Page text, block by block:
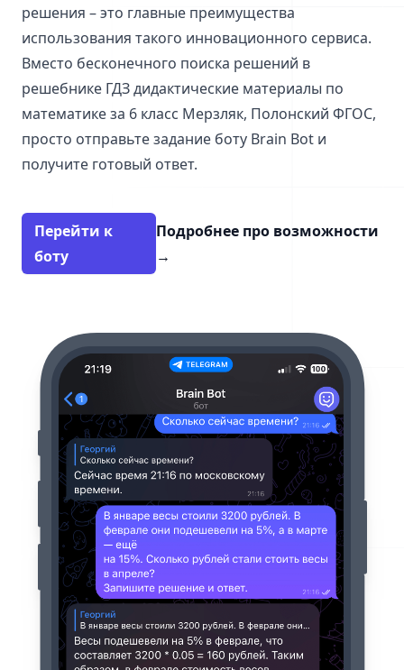
решения – это главные преимущества
использования такого инновационного сервиса.
Вместо бесконечного поиска решений в
решебнике ГДЗ дидактические материалы по
математике за 6 класс Мерзляк, Полонский ФГОС,
просто отправьте задание боту Brain Bot и
получите готовый ответ.
Перейти к
боту
Подробнее про возможности
→